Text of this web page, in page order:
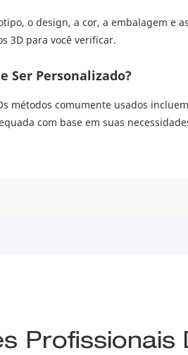
o design, a cor, a embalagem e
3D para você verificar.
Ser Personalizado?
métodos comumente usados
com base em suas
Profissionais